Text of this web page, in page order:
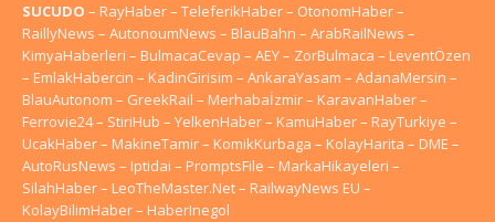
SUCUDO – RayHaber– TeleferikHaber– OtonomHaber–
RaillyNews – AutonoumNews – BlauBahn – ArabRailNews –
KimyaHaberleri – BulmacaCevap – AEY– ZorBulmaca – LeventÖzen
– EmlakHabercin – KadinGirisim – AnkaraYasam – AdanaMersin –
BlauAutonom – GreekRail – Merhabaİzmir– KaravanHaber–
Ferrovie24– StiriHub – YelkenHaber– KamuHaber– RayTurkiye –
UcakHaber– MakineTamir– KomikKurbaga – KolayHarita – DME –
AutoRusNews – Iptidai – PromptsFile – MarkaHikayeleri –
SilahHaber– LeoTheMaster.Net– RailwayNews EU –
KolayBilimHaber– HaberInegol